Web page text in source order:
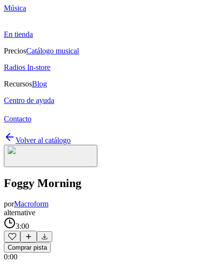
Música
En tienda
PreciosCatálogo musical
Radios In-store
RecursosBlog
Centro de ayuda
Contacto
Volver al catálogo
Foggy Morning
porMacroform
alternative
3:00
Comprar pista
0:00